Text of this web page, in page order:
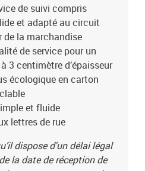
de suivi compris
et adapté au circuit
la marchandise
de service pour un
3 centimètre d’épaisseur
écologique en carton
et fluide
lettres de rue
dispose d'un délai légal
la date de réception de